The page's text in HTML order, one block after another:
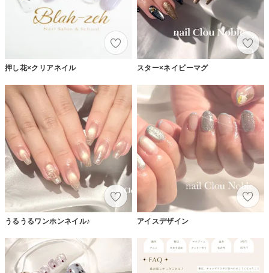
押し花×クリアネイル スター×ネイビーマグ
うるうるワンホンネイル♪ アイスデザイン